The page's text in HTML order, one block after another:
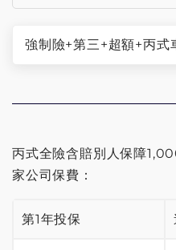
強制險+第三+超額+丙式
跑)
強制險+第三+超額+乙式
丙式全險含賠別人保障
家公司保費：
第1年投保